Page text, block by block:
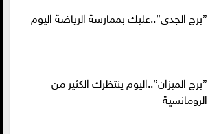
”برج الجدى”..عليك بممارسة الرياضة اليوم
”برج الميزان”..اليوم ينتظرك الكثير من
الرومانسية